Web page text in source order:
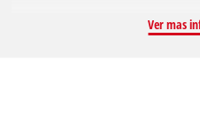
carga. Para mayor seguridad,
Ver mas